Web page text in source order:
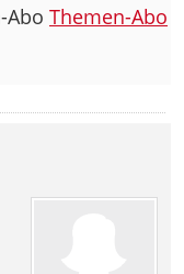
Themen-Abo